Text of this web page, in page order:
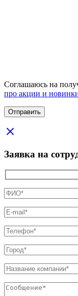
Соглашаюсь на
про акции и
Заявка на